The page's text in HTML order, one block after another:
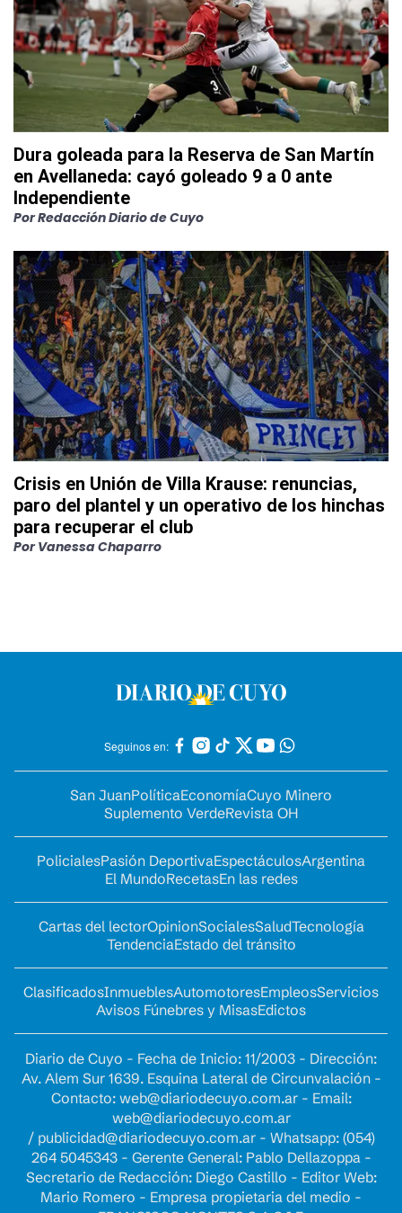
Dura goleada para la Reserva de San Martín
en Avellaneda: cayó goleado 9 a 0 ante
Independiente
PorRedacción Diario de Cuyo
Crisis en Unión de Villa Krause: renuncias,
paro del plantel y un operativo de los hinchas
para recuperar el club
Por Vanessa Chaparro
Seguinos en:
San JuanPolíticaEconomíaCuyo Minero
Suplemento VerdeRevista OH
PolicialesPasión DeportivaEspectáculosArgentina
El MundoRecetasEn las redes
Cartas del lectorOpinionSocialesSaludTecnología
TendenciaEstado del tránsito
ClasificadosInmueblesAutomotoresEmpleosServicios
Avisos Fúnebres y MisasEdictos
Diario de Cuyo - Fecha de Inicio: 11/2003 - Dirección:
Av. Alem Sur 1639. Esquina Lateral de Circunvalación -
Contacto: web@diariodecuyo.com.ar- Email:
web@diariodecuyo.com.ar
/ publicidad@diariodecuyo.com.ar- Whatsapp: (054)
264 5045343 - Gerente General: Pablo Dellazoppa -
Secretario de Redacción: Diego Castillo - Editor Web:
Mario Romero - Empresa propietaria del medio -